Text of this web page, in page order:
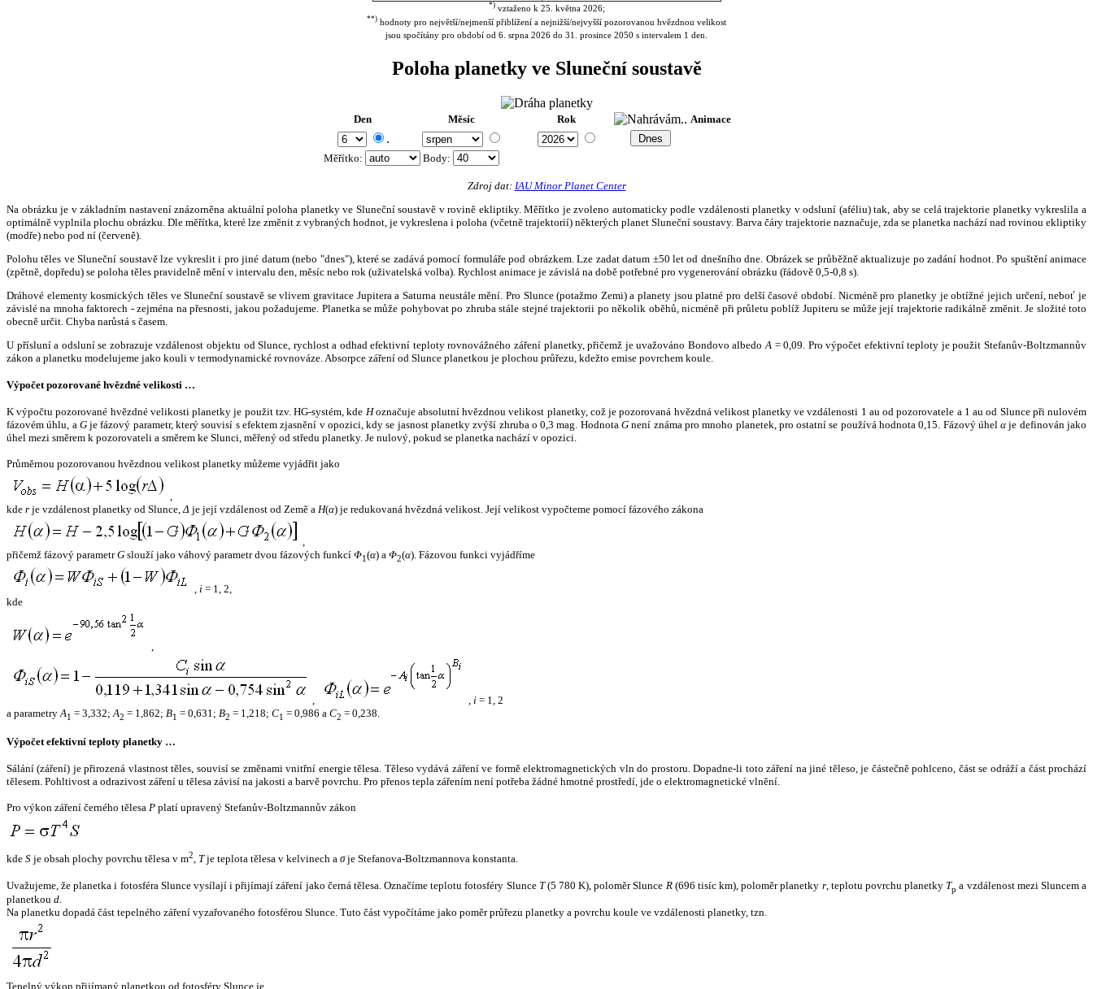
*)vztaženo k 25. května 2026;
**) hodnoty pro největší/nejmenší přiblížení a nejnižší/nejvyšší pozorovanou hvězdnou velikost
jsou spočítány pro období od 6. srpna 2026 do 31. prosince 2050 s intervalem 1 den.
Poloha planetky ve Sluneční soustavě
Den Měsíc Rok Animace
.
Měřítko: Body:
Zdroj dat: IAU Minor Planet Center
Na obrázku je v základním nastavení znázorněna aktuální poloha planetky ve Sluneční soustavě v rovině ekliptiky. Měřítko je zvoleno automaticky podle vzdálenosti planetky v odsluní (aféliu) tak, aby se celá trajektorie planetky vykreslila a
optimálně vyplnila plochu obrázku. Dle měřítka, které lze změnit z vybraných hodnot, je vykreslena i poloha (včetně trajektorií) některých planet Sluneční soustavy. Barva čáry trajektorie naznačuje, zda se planetka nachází nad rovinou ekliptiky
(modře) nebo pod ní (červeně).
Polohu těles ve Sluneční soustavě lze vykreslit i pro jiné datum (nebo "dnes"), které se zadává pomocí formuláře pod obrázkem. Lze zadat datum ±50 let od dnešního dne. Obrázek se průběžně aktualizuje po zadání hodnot. Po spuštění animace
(zpětně, dopředu) se poloha těles pravidelně mění v intervalu den, měsíc nebo rok (uživatelská volba). Rychlost animace je závislá na době potřebné pro vygenerování obrázku (řádově 0,5-0,8 s).
Dráhové elementy kosmických těles ve Sluneční soustavě se vlivem gravitace Jupitera a Saturna neustále mění. Pro Slunce (potažmo Zemi) a planety jsou platné pro delší časové období. Nicméně pro planetky je obtížné jejich určení, neboť je
závislé na mnoha faktorech - zejména na přesnosti, jakou požadujeme. Planetka se může pohybovat po zhruba stále stejné trajektorii po několik oběhů, nicméně při průletu poblíž Jupiteru se může její trajektorie radikálně změnit. Je složité toto
obecně určit. Chyba narůstá s časem.
U přísluní a odsluní se zobrazuje vzdálenost objektu od Slunce, rychlost a odhad efektivní teploty rovnovážného záření planetky, přičemž je uvažováno Bondovo albedo A = 0,09. Pro výpočet efektivní teploty je použit Stefanův-Boltzmannův
zákon a planetku modelujeme jako kouli v termodynamické rovnováze. Absorpce záření od Slunce planetkou je plochou průřezu, kdežto emise povrchem koule.
Výpočet pozorované hvězdné velikosti …
K výpočtu pozorované hvězdné velikosti planetky je použit tzv. HG-systém, kde Hoznačuje absolutní hvězdnou velikost planetky, což je pozorovaná hvězdná velikost planetky ve vzdálenosti 1 au od pozorovatele a 1 au od Slunce při nulovém
fázovém úhlu, a Gje fázový parametr, který souvisí s efektem zjasnění v opozici, kdy se jasnost planetky zvýší zhruba o 0,3 mag. HodnotaG není známa pro mnoho planetek, pro ostatní se používá hodnota 0,15. Fázový úhelα je definován jako
úhel mezi směrem k pozorovateli a směrem ke Slunci, měřený od středu planetky. Je nulový, pokud se planetka nachází v opozici.
Průměrnou pozorovanou hvězdnou velikost planetky můžeme vyjádřit jako
,
kde r je vzdálenost planetky od Slunce,Δ je její vzdálenost od Země a H(α) je redukovaná hvězdná velikost. Její velikost vypočteme pomocí fázového zákona
,
přičemž fázový parametrG slouží jako váhový parametr dvou fázových funkcí Φ1(α) a Φ2(α). Fázovou funkci vyjádříme
, i = 1, 2,
kde
,
, , i = 1, 2
a parametryA1 = 3,332;A2 = 1,862; B1 = 0,631; B2 = 1,218; C1 = 0,986 a C2 = 0,238.
Výpočet efektivní teploty planetky …
Sálání (záření) je přirozená vlastnost těles, souvisí se změnami vnitřní energie tělesa. Těleso vydává záření ve formě elektromagnetických vln do prostoru. Dopadne-li toto záření na jiné těleso, je částečně pohlceno, část se odráží a část prochází
tělesem. Pohltivost a odrazivost záření u tělesa závisí na jakosti a barvě povrchu. Pro přenos tepla zářením není potřeba žádné hmotné prostředí, jde o elektromagnetické vlnění.
Pro výkon záření černého tělesa P platí upravený Stefanův-Boltzmannův zákon
kde S je obsah plochy povrchu tělesa v m2, Tje teplota tělesa v kelvinech a σje Stefanova-Boltzmannova konstanta.
Uvažujeme, že planetka i fotosféra Slunce vysílají i přijímají záření jako černá tělesa. Označíme teplotu fotosféry Slunce T(5 780 K), poloměr Slunce R(696 tisíc km), poloměr planetky r, teplotu povrchu planetky Tp a vzdálenost mezi Sluncem a
planetkou d.
Na planetku dopadá část tepelného záření vyzařovaného fotosférou Slunce. Tuto část vypočítáme jako poměr průřezu planetky a povrchu koule ve vzdálenosti planetky, tzn.
Tepelný výkon přijímaný planetkou od fotosféry Slunce je